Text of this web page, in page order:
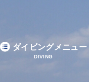
ダイビングメニュー
DIVING